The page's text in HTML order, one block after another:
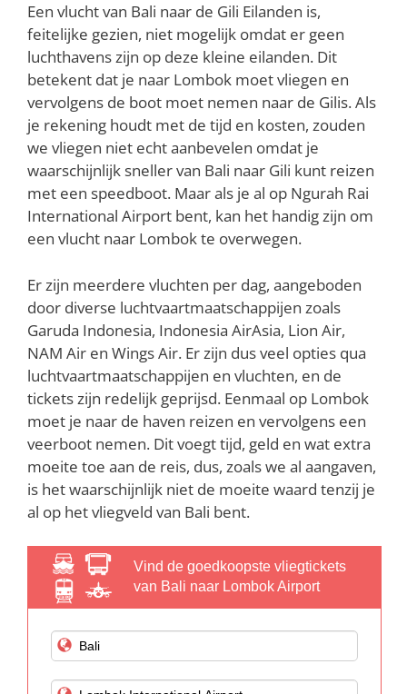
Een vlucht van Bali naar de Gili Eilanden is,
feitelijke gezien, niet mogelijk omdat er geen
luchthavens zijn op deze kleine eilanden. Dit
betekent dat je naar Lombok moet vliegen en
vervolgens de boot moet nemen naar de Gilis. Als
je rekening houdt met de tijd en kosten, zouden
we vliegen niet echt aanbevelen omdat je
waarschijnlijk sneller van Bali naar Gili kunt reizen
met een speedboot. Maar als je al op Ngurah Rai
International Airport bent, kan het handig zijn om
een vlucht naar Lombok te overwegen.
Er zijn meerdere vluchten per dag, aangeboden
door diverse luchtvaartmaatschappijen zoals
Garuda Indonesia, Indonesia AirAsia, Lion Air,
NAM Air en Wings Air. Er zijn dus veel opties qua
luchtvaartmaatschappijen en vluchten, en de
tickets zijn redelijk geprijsd. Eenmaal op Lombok
moet je naar de haven reizen en vervolgens een
veerboot nemen. Dit voegt tijd, geld en wat extra
moeite toe aan de reis, dus, zoals we al aangaven,
is het waarschijnlijk niet de moeite waard tenzij je
al op het vliegveld van Bali bent.
Vind de goedkoopste vliegtickets
van Bali naar Lombok Airport